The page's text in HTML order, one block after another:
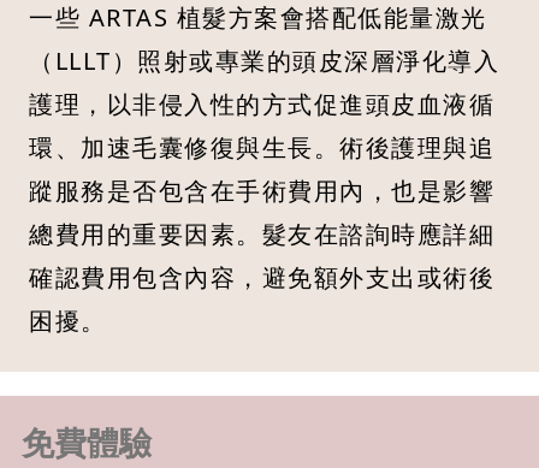
一些 ARTAS 植髮方案會搭配低能量激光
（LLLT）照射或專業的頭皮深層淨化導入
護理，以非侵入性的方式促進頭皮血液循
環、加速毛囊修復與生長。術後護理與追
蹤服務是否包含在手術費用內，也是影響
總費用的重要因素。髮友在諮詢時應詳細
確認費用包含內容，避免額外支出或術後
困擾。
免費體驗